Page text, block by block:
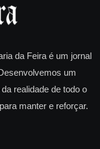
da Feira é um jornal
um
realidade de todo o
manter e reforçar.